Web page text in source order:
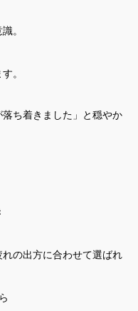
。
。
ち着きました」と穏やか
の出方に合わせて選ばれ